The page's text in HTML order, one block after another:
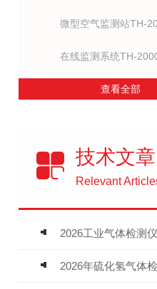
微型空气监测站TH-
在线监测系统TH-
查看全部
技术文章
Relevant